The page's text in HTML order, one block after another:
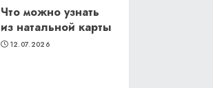
Что можно узнать
из натальной карты
12.07.2026